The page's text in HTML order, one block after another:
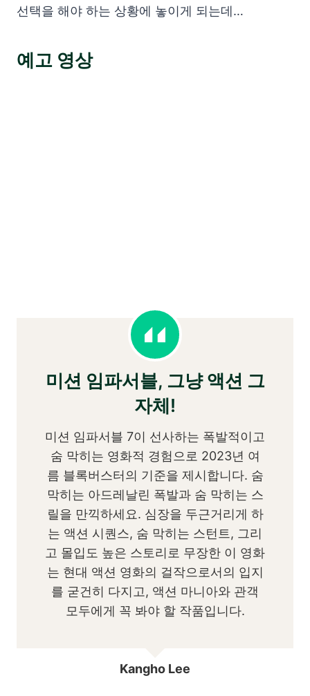
선택을 해야 하는 상황에 놓이게 되는데…
예고 영상
미션 임파서블, 그냥 액션 그
자체!
미션 임파서블 7이 선사하는 폭발적이고
숨 막히는 영화적 경험으로 2023년 여
름 블록버스터의 기준을 제시합니다. 숨
막히는 아드레날린 폭발과 숨 막히는 스
릴을 만끽하세요. 심장을 두근거리게 하
는 액션 시퀀스, 숨 막히는 스턴트, 그리
고 몰입도 높은 스토리로 무장한 이 영화
는 현대 액션 영화의 걸작으로서의 입지
를 굳건히 다지고, 액션 마니아와 관객
모두에게 꼭 봐야 할 작품입니다.
Kangho Lee